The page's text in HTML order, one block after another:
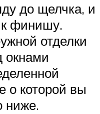
до щелчка, и
к финишу.
отделки
окнами
о которой вы
ниже.